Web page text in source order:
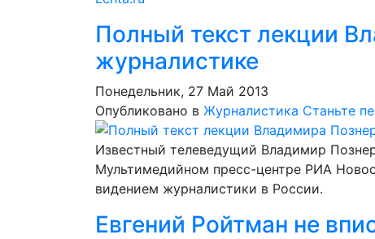
Полный текст лекции
журналистике
Понедельник, 27 Май 2013
Опубликовано в Журналистика Станьте
Известный телеведущий Владимир
Мультимедийном пресс-центре РИА
видением журналистики в России.
Евгений Ройтман не